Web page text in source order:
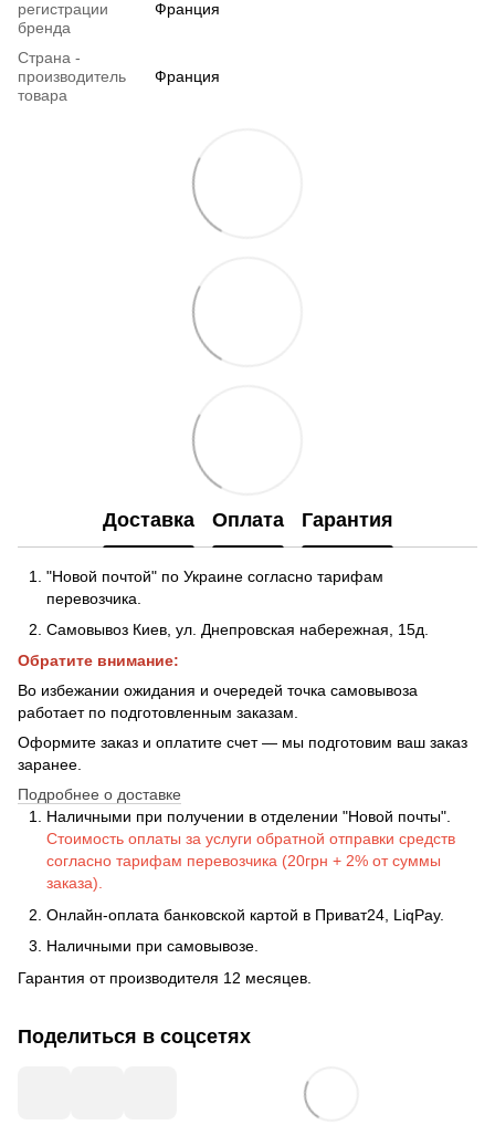
регистрации
бренда
Франция
Страна -
производитель
товара
Франция
Доставка Оплата Гарантия
"Новой почтой" по Украине согласно тарифам
перевозчика.
Самовывоз Киев, ул. Днепровская набережная , 15д.
Обратите внимание:
Во избежании ожидания и очередей точка самовывоза
работает по подготовленным заказам.
Оформите заказ и оплатите счет — мы подготовим ваш заказ
заранее.
Подробнее о доставке
Наличными при получении в отделении "Новой почты".
Стоимость оплаты за услуги обратной отправки средств
согласно тарифам перевозчика (20грн + 2% от суммы
заказа).
Онлайн-оплата банковской картой в Приват24, LiqPay.
Наличными при самовывозе.
Гарантия от производителя 12 месяцев.
Поделиться в соцсетях